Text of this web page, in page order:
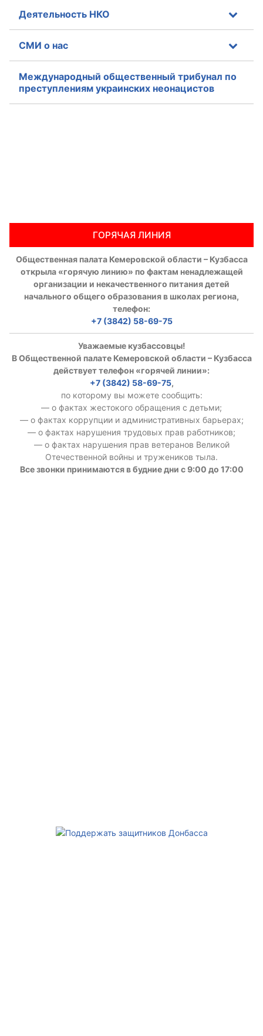
Общественный штаб
Члены ОП КО
Документы ОП КО
Порядок работы ЦОН
Аппарат ОП КО
УСТАВ ГКУ “АППАРАТ ОП КО”
Доходы руководителя за 2024 г.
Деятельность НКО
СМИ о нас
Международный общественный трибунал по
преступлениям украинских неонацистов
ГОРЯЧАЯ ЛИНИЯ
Общественная палата Кемеровской области – Кузбасса
открыла «горячую линию» по фактам ненадлежащей
организации и некачественного питания детей
начального общего образования в школах региона,
телефон:
+7 (3842) 58-69-75
Уважаемые кузбассовцы!
В Общественной палате Кемеровской области – Кузбасса
действует телефон «горячей линии»:
+7 (3842) 58-69-75,
по которому вы можете сообщить:
— о фактах жестокого обращения с детьми;
— о фактах коррупции и административных барьерах;
— о фактах нарушения трудовых прав работников;
— о фактах нарушения прав ветеранов Великой
Отечественной войны и тружеников тыла.
Все звонки принимаются в будние дни с 9:00 до 17:00